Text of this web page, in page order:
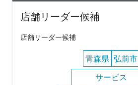
店舗リーダー候補
店舗リーダー候補
青森県 弘前市
サービス